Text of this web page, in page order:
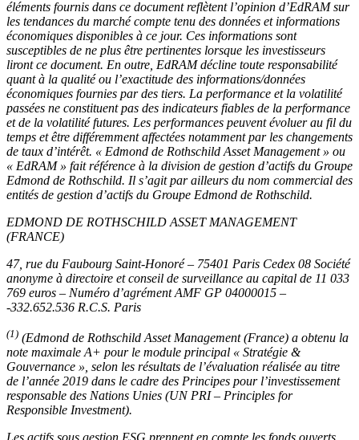
éléments fournis dans ce document reflètent l’opinion d’EdRAM sur
les tendances du marché compte tenu des données et informations
économiques disponibles à ce jour. Ces informations sont
susceptibles de ne plus être pertinentes lorsque les investisseurs
liront ce document. En outre, EdRAM décline toute responsabilité
quant à la qualité ou l’exactitude des informations/données
économiques fournies par des tiers. La performance et la volatilité
passées ne constituent pas des indicateurs fiables de la performance
et de la volatilité futures. Les performances peuvent évoluer au fil du
temps et être différemment affectées notamment par les changements
de taux d’intérêt. « Edmond de Rothschild Asset Management » ou
« EdRAM » fait référence à la division de gestion d’actifs du Groupe
Edmond de Rothschild. Il s’agit par ailleurs du nom commercial des
entités de gestion d’actifs du Groupe Edmond de Rothschild.
EDMOND DE ROTHSCHILD ASSET MANAGEMENT
(FRANCE)
47, rue du Faubourg Saint-Honoré – 75401 Paris Cedex 08 Société
anonyme à directoire et conseil de surveillance au capital de 11 033
769 euros – Numéro d’agrément AMF GP 04000015 –
-332.652.536 R.C.S. Paris
(1) (Edmond de Rothschild Asset Management (France) a obtenu la
note maximale A+ pour le module principal « Stratégie &
Gouvernance », selon les résultats de l’évaluation réalisée au titre
de l’année 2019 dans le cadre des Principes pour l’investissement
responsable des Nations Unies (UN PRI – Principles for
Responsible Investment).
Les actifs sous gestion ESG prennent en compte les fonds ouverts,